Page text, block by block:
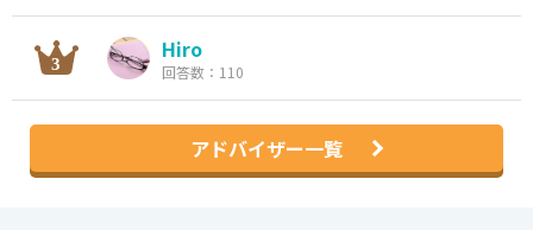
Hiro
回答数：110
アドバイザー一覧